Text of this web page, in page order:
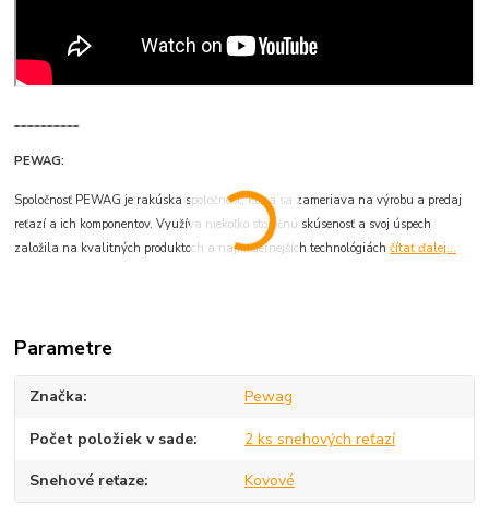
PEWAG:
Spoločnosť PEWAG je rakúska spoločnosť, ktorá sa zameriava na výrobu a predaj
reťazí a ich komponentov. Využíva niekoľko storočnú skúsenosť a svoj úspech
založila na kvalitných produktoch a najmodernejších technológiáchčítať ďalej...
Parametre
Značka Pewag
Počet položiek v sade 2 ks snehových reťazí
Snehové reťaze Kovové